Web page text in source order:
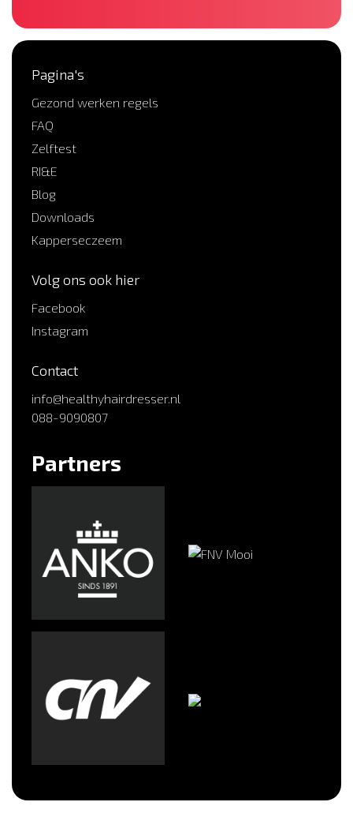
Pagina's
Gezond werken regels
FAQ
Zelftest
RI&E
Blog
Downloads
Kapperseczeem
Volg ons ook hier
Facebook
Instagram
Contact
info@healthyhairdresser.nl
088-9090807
Partners